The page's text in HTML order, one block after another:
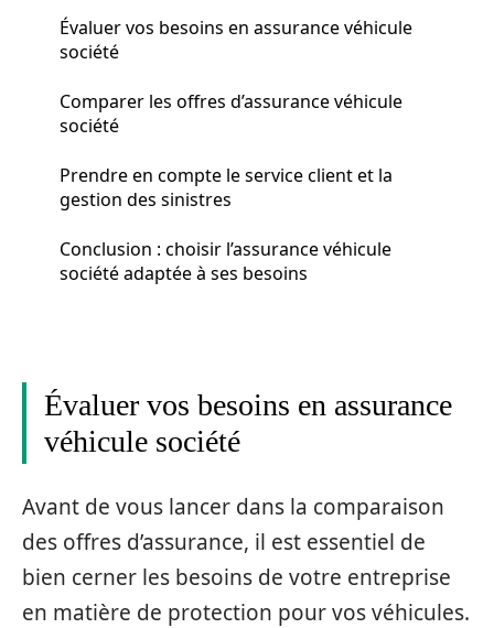
Évaluer vos besoins en assurance véhicule
société
Comparer les offres d’assurance véhicule
société
Prendre en compte le service client et la
gestion des sinistres
Conclusion : choisir l’assurance véhicule
société adaptée à ses besoins
Évaluer vos besoins en assurance
véhicule société
Avant de vous lancer dans la comparaison
des offres d’assurance, il est essentiel de
bien cerner les besoins de votre entreprise
en matière de protection pour vos véhicules.